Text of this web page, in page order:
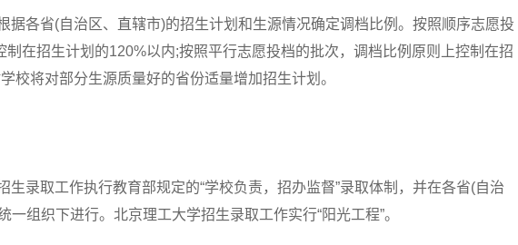
各省(自治区、直辖市)的招生计划和生源情况确定调档比例。按照顺序志愿投
制在招生计划的120%以内;按照平行志愿投档的批次，调档比例原则上控制在招
校将对部分生源质量好的省份适量增加招生计划。
录取工作执行教育部规定的“学校负责，招办监督”录取体制，并在各省(自治
一组织下进行。北京理工大学招生录取工作实行“阳光工程”。